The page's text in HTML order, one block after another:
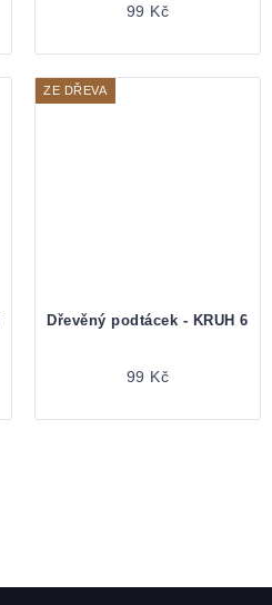
99 Kč
ZE DŘEVA
Dřevěný podtácek - KRUH 6
99 Kč